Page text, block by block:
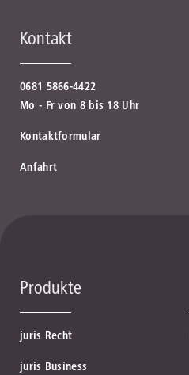
Kontakt
0681 5866-4422
Mo - Fr von 8 bis 18 Uhr
Kontaktformular
Anfahrt
Produkte
juris Recht
juris Business